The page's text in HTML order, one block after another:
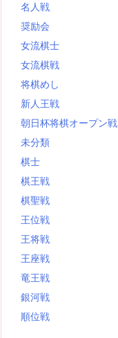
名人戦
奨励会
女流棋士
女流棋戦
将棋めし
新人王戦
朝日杯将棋オープン戦
未分類
棋士
棋王戦
棋聖戦
王位戦
王将戦
王座戦
竜王戦
銀河戦
順位戦